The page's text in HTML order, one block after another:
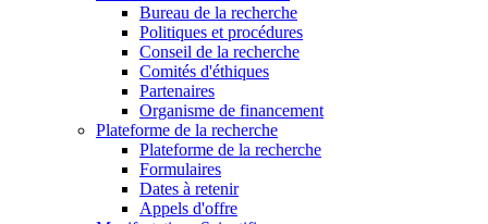
Bureau de la recherche
Politiques et procédures
Conseil de la recherche
Comités d'éthiques
Partenaires
Organisme de financement
Plateforme de la recherche
Plateforme de la recherche
Formulaires
Dates à retenir
Appels d'offre